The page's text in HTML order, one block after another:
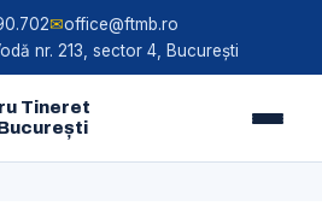
✉office@ftmb.ro
nr. 213, sector 4, București
Tineret